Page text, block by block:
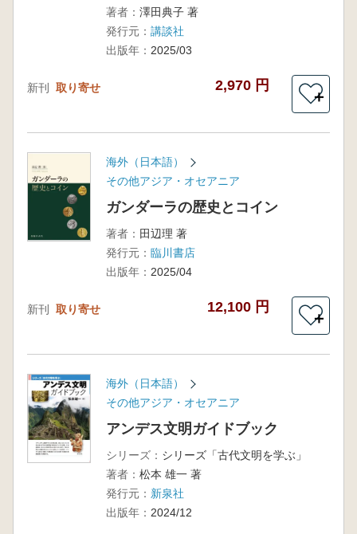
著者： 澤田典子 著
発行元： 講談社
出版年： 2025/03
新刊 取り寄せ 2,970 円
＋
海外（日本語）
その他アジア・オセアニア
ガンダーラの歴史とコイン
著者： 田辺理 著
発行元： 臨川書店
出版年： 2025/04
新刊 取り寄せ 12,100 円
＋
海外（日本語）
その他アジア・オセアニア
アンデス文明ガイドブック
シリーズ： シリーズ「古代文明を学ぶ」
著者： 松本 雄一 著
発行元： 新泉社
出版年： 2024/12